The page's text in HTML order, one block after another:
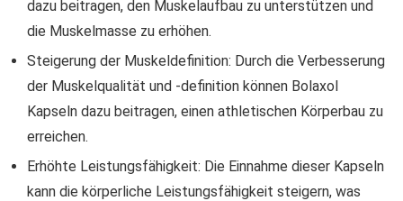
dazu beitragen, den Muskelaufbau zu unterstützen und
die Muskelmasse zu erhöhen.
Steigerung der Muskeldefinition: Durch die Verbesserung
der Muskelqualität und -definition können Bolaxol
Kapseln dazu beitragen, einen athletischen Körperbau zu
erreichen.
Erhöhte Leistungsfähigkeit: Die Einnahme dieser Kapseln
kann die körperliche Leistungsfähigkeit steigern, was